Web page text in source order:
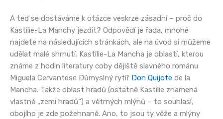
A teď se dostáváme k otázce veskrze zásadní – proč do
Kastilie-La Manchy jezdit? Odpovědí je řada, mnohé
najdete na následujících stránkách, ale na úvod si můžeme
udělat malé shrnutí. Kastilie-La Mancha je oblastí, kterou
známe z hodin literatury coby dějiště slavného románu
Miguela Cervantese Důmyslný rytíř Don Quijote de la
Mancha. Takže oblast hradů (ostatně Kastilie znamená
vlastně „zemi hradů“) a větrných mlýnů – to souhlasí,
obojího je zde požehnaně. Ano, to jsou ty věže a mlýny